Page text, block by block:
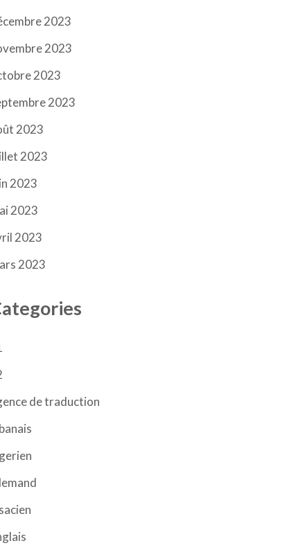
2023
2023
2023
2023
2023
2023
2023
2023
2023
2023
de traduction